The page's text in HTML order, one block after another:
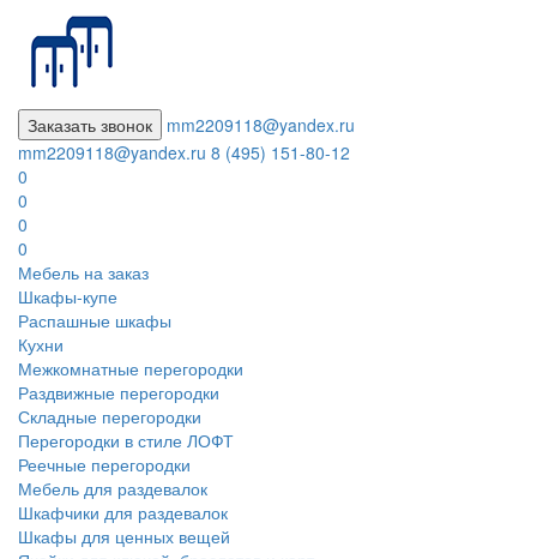
Заказать звонок
mm2209118@yandex.ru
mm2209118@yandex.ru 8 (495) 151-80-12
0
0
0
0
Мебель на заказ
Шкафы-купе
Распашные шкафы
Кухни
Межкомнатные перегородки
Раздвижные перегородки
Складные перегородки
Перегородки в стиле ЛОФТ
Реечные перегородки
Мебель для раздевалок
Шкафчики для раздевалок
Шкафы для ценных вещей